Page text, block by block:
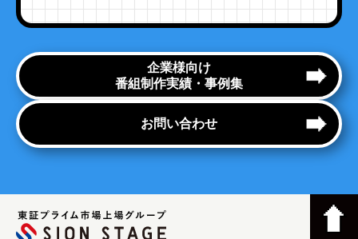
企業様向け
番組制作実績・事例集
お問い合わせ